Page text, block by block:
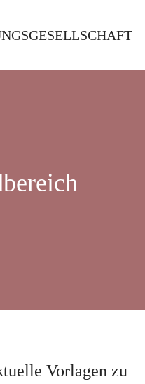
Vorlagen zu